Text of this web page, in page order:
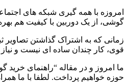
امروزه با همه گیری شبکه های
گوشی، از یک دوربین با کیفیت هم
زمانی که به اشتراک گذاشتن
قوی، کار چندان ساده ای نیست و
ما امروز و در مقاله “راهنمای
حوزه خواهیم پرداخت. لطفا با ما